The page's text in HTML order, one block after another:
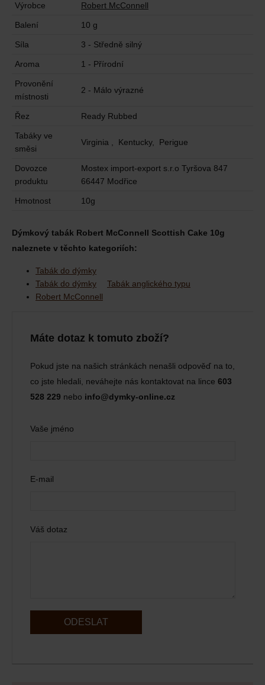
Výrobce Robert McConnell
Balení 10 g
Síla 3 - Středně silný
Aroma 1 - Přírodní
Provonění
místnosti
2 - Málo výrazné
Řez Ready Rubbed
Tabáky ve
směsi
Virginia , Kentucky, Perigue
Dovozce
produktu
Mostex import-export s.r.o Tyršova 847
66447 Modřice
Hmotnost 10g
Dýmkový tabák Robert McConnell Scottish Cake 10g
naleznete v těchto kategoriích:
Tabák do dýmky
Tabák do dýmky
Tabák anglického typu
Robert McConnell
Máte dotaz k tomuto zboží?
Pokud jste na našich stránkách nenašli odpověď na to,
co jste hledali, neváhejte nás kontaktovat na lince 603
528 229 nebo info@dymky-online.cz
Vaše jméno
E-mail
Váš dotaz
ODESLAT